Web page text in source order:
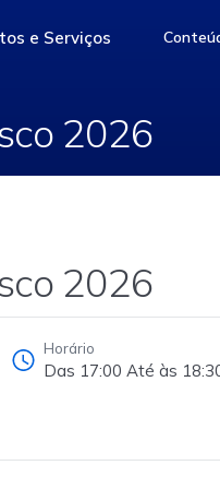
Risco
access-the-page
e Serviços
2026
2026
Horário
Das 17:00 Até às